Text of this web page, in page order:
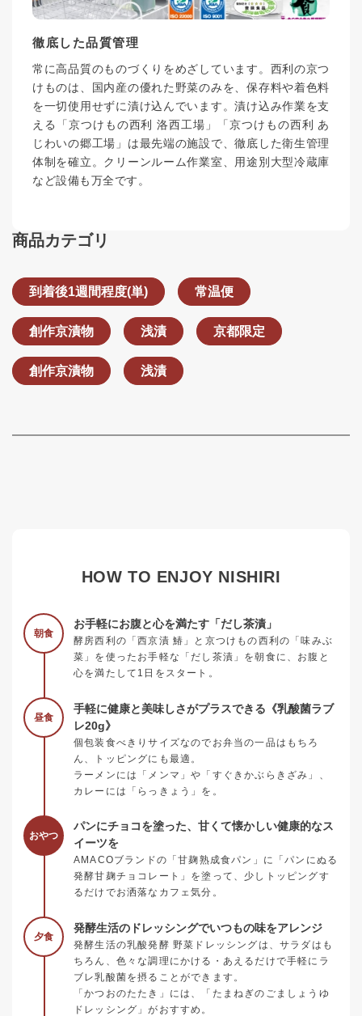
徹底した品質管理
常に高品質のものづくりをめざしています。西利の京つ
けものは、国内産の優れた野菜のみを、保存料や着色料
を一切使用せずに漬け込んでいます。漬け込み作業を支
える「京つけもの西利 洛西工場」「京つけもの西利 あ
じわいの郷工場」は最先端の施設で、徹底した衛生管理
体制を確立。クリーンルーム作業室、用途別大型冷蔵庫
など設備も万全です。
商品カテゴリ
到着後1週間程度(単) 常温便
創作京漬物 浅漬 京都限定
創作京漬物 浅漬
HOW TO ENJOY NISHIRI
朝食
お手軽にお腹と心を満たす「だし茶漬」
酵房西利の「西京漬 鰆」と京つけもの西利の「味みぶ
菜」を使ったお手軽な「だし茶漬」を朝食に、お腹と
心を満たして1日をスタート。
昼食
手軽に健康と美味しさがプラスできる《乳酸菌ラブ
レ20g》
個包装食べきりサイズなのでお弁当の一品はもちろ
ん、トッピングにも最適。
ラーメンには「メンマ」や「すぐきかぶらきざみ」、
カレーには「らっきょう」を。
おやつ
パンにチョコを塗った、甘くて懐かしい健康的なス
イーツを
AMACOブランドの「甘麹熟成食パン」に「パンにぬる
発酵甘麹チョコレート」を塗って、少しトッピングす
るだけでお洒落なカフェ気分。
夕食
発酵生活のドレッシングでいつもの味をアレンジ
発酵生活の乳酸発酵 野菜ドレッシングは、サラダはも
ちろん、色々な調理にかける・あえるだけで手軽にラ
ブレ乳酸菌を摂ることができます。
「かつおのたたき」には、「たまねぎのごましょうゆ
ドレッシング」がおすすめ。